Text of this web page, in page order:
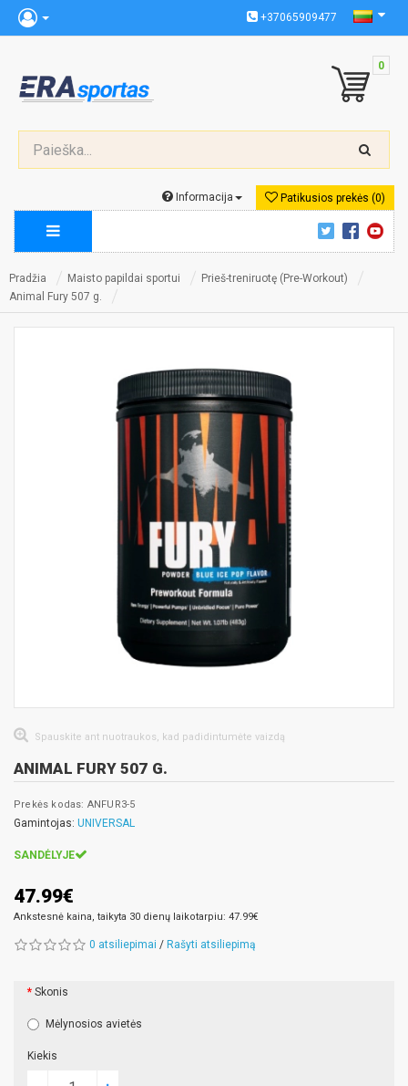
+37065909477
0
Patikusios prekės (0)
Informacija
Pradžia Maisto papildai sportui
Prieš-treniruotę (Pre-Workout)
Animal Fury 507 g.
Spauskite ant nuotraukos, kad padidintumėte vaizdą
ANIMAL FURY 507 G.
Prekės kodas: ANFUR3-5
Gamintojas: UNIVERSAL
SANDĖLYJE
47.99€
Ankstesnė kaina, taikyta 30 dienų laikotarpiu: 47.99€
0 atsiliepimai / Rašyti atsiliepimą
Skonis
Mėlynosios avietės
Kiekis